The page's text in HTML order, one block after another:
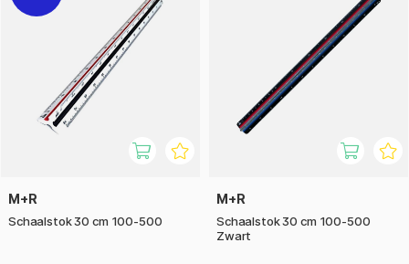
M+R
Schaalstok 30 cm 100-500
M+R
Schaalstok 30 cm 100-500
Zwart